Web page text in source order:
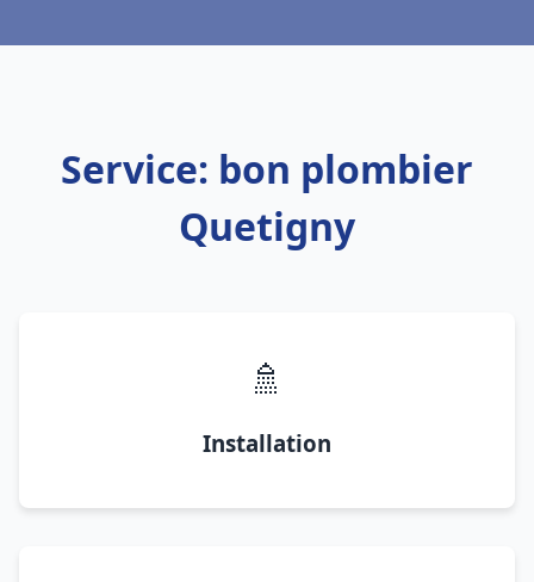
Service: bon plombier
Quetigny
🚿
Installation